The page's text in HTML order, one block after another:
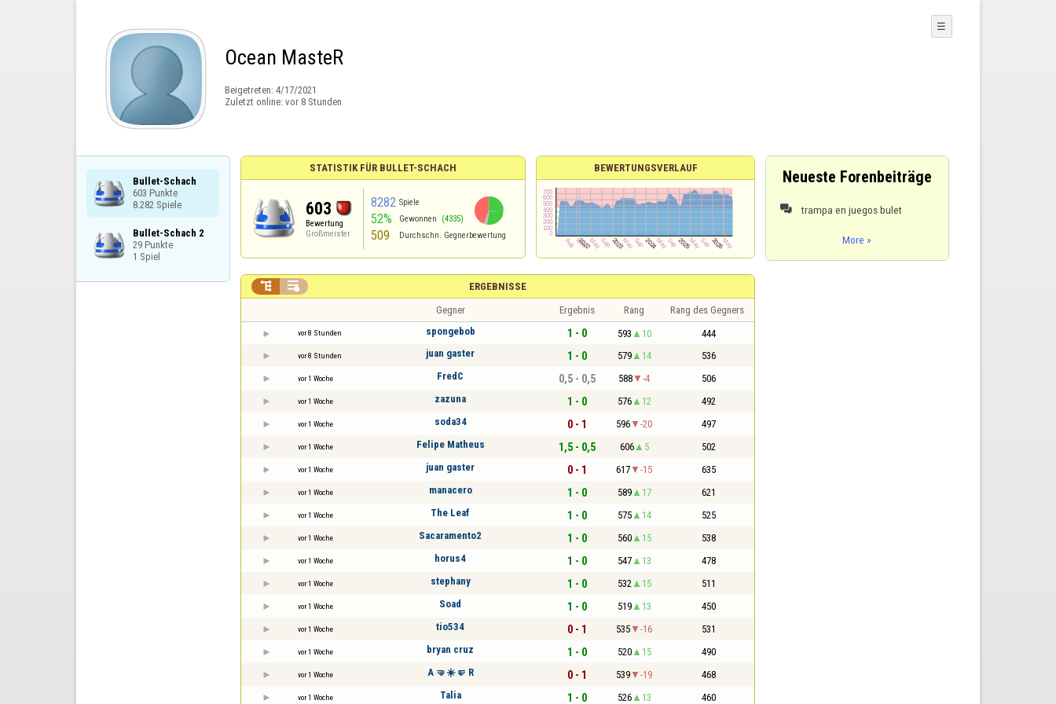
Ocean MasteR
Beigetreten: 4/17/2021
Zuletzt online: vor 8 Stunden
☰
Bullet-Schach
603 Punkte
8.282 Spiele
Bullet-Schach 2
29 Punkte
1 Spiel
STATISTIK FÜR BULLET-SCHACH
603
Bewertung
Großmeister
8282 Spiele
52% Gewonnen (4335)
509 Durchschn. Gegnerbewertung
BEWERTUNGSVERLAUF
ERGEBNISSE
 
Gegner Ergebnis Rang Rang des Gegners
vor 8 Stunden spongebob 1 - 0 593 10 444
vor 8 Stunden juan gaster 1 - 0 579 14 536
vor 1 Woche FredC 0,5 - 0,5 588 -4 506
vor 1 Woche zazuna 1 - 0 576 12 492
vor 1 Woche soda34 0 - 1 596 -20 497
vor 1 Woche Felipe Matheus 1,5 - 0,5 606 5 502
vor 1 Woche juan gaster 0 - 1 617 -15 635
vor 1 Woche manacero 1 - 0 589 17 621
vor 1 Woche The Leaf 1 - 0 575 14 525
vor 1 Woche Sacaramento2 1 - 0 560 15 538
vor 1 Woche horus4 1 - 0 547 13 478
vor 1 Woche stephany 1 - 0 532 15 511
vor 1 Woche Soad 1 - 0 519 13 450
vor 1 Woche tio534 0 - 1 535 -16 531
vor 1 Woche bryan cruz 1 - 0 520 15 490
vor 1 Woche A 🤜☀️🤛 R 0 - 1 539 -19 468
vor 1 Woche Talia 1 - 0 526 13 460
Neueste Forenbeiträge
 trampa en juegos bulet
More »